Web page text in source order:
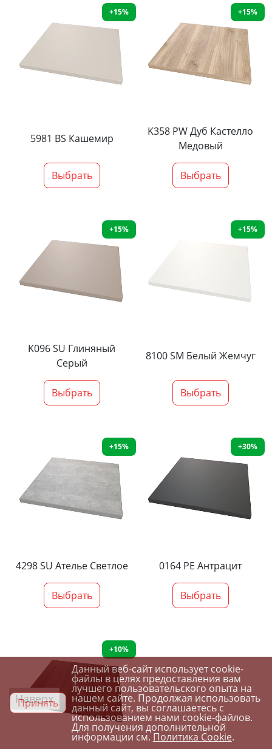
+15%
5981 BS Кашемир
Выбрать
+15%
K358 PW Дуб Кастелло
Медовый
Выбрать
+15%
K096 SU Глиняный
Серый
Выбрать
+15%
8100 SM Белый Жемчуг
Выбрать
+15%
4298 SU Ателье Светлое
Выбрать
+30%
0164 PE Антрацит
Выбрать
+10%
Наверх
Принять
Данный веб-сайт использует cookie-
файлы в целях предоставления вам
лучшего пользовательского опыта на
нашем сайте. Продолжая использовать
данный сайт, вы соглашаетесь с
использованием нами cookie-файлов.
Для получения дополнительной
информации см.Политика Cookie.